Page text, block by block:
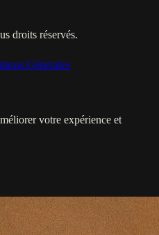
droits réservés.
Générales
votre expérience et